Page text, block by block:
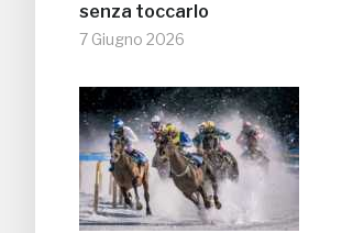
senza toccarlo
7 Giugno 2026